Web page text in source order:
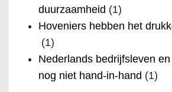
duurzaamheid (1)
Hoveniers hebben het
(1)
Nederlands bedrijfsleven
nog niet hand-in-hand (1)